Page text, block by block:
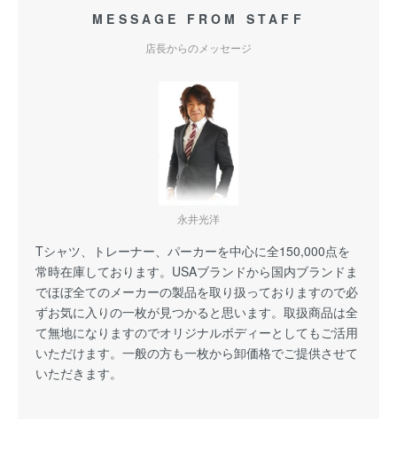
MESSAGE FROM STAFF
店長からのメッセージ
永井光洋
Tシャツ、トレーナー、パーカーを中心に全150,000点を
常時在庫しております。USAブランドから国内ブランドま
でほぼ全てのメーカーの製品を取り扱っておりますので必
ずお気に入りの一枚が見つかると思います。取扱商品は全
て無地になりますのでオリジナルボディーとしてもご活用
いただけます。一般の方も一枚から卸価格でご提供させて
いただきます。